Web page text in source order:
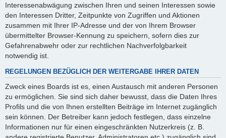
Interessenabwägung zwischen Ihren und seinen Interessen sowie
den Interessen Dritter, Zeitpunkte von Zugriffen und Aktionen
zusammen mit Ihrer IP-Adresse und der von Ihrem Browser
übermittelter Browser-Kennung zu speichern, sofern dies zur
Gefahrenabwehr oder zur rechtlichen Nachverfolgbarkeit
notwendig ist.
REGELUNGEN BEZÜGLICH DER WEITERGABE IHRER DATEN
Zweck eines Boards ist es, einen Austausch mit anderen Personen
zu ermöglichen. Sie sind sich daher bewusst, dass die Daten Ihres
Profils und die von Ihnen erstellten Beiträge im Internet zugänglich
sein können. Der Betreiber kann jedoch festlegen, dass einzelne
Informationen nur für einen eingeschränkten Nutzerkreis (z. B.